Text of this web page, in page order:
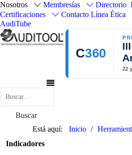
Nosotros Membresías
Directorio
Certificaciones
Contacto Línea Ética
AudiTube
C360
22
Buscar
Está aquí:
Inicio
Indicadores